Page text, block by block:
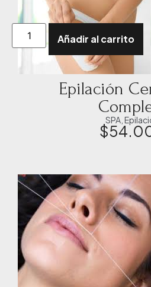
Añadir al carrito
Epilación
SPA
$